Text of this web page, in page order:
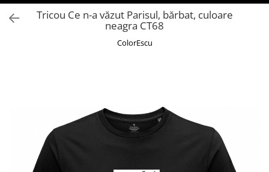
Tricouri bărbați
Tricouri damă
Bluze si hanorace bărbați
Bluze si hanorace damă
Bluze de trening | Bluze tehnice
Pantaloni
Tricou Ce n-a văzut Parisul, bărbat, culoare
neagra CT68
ColorEscu